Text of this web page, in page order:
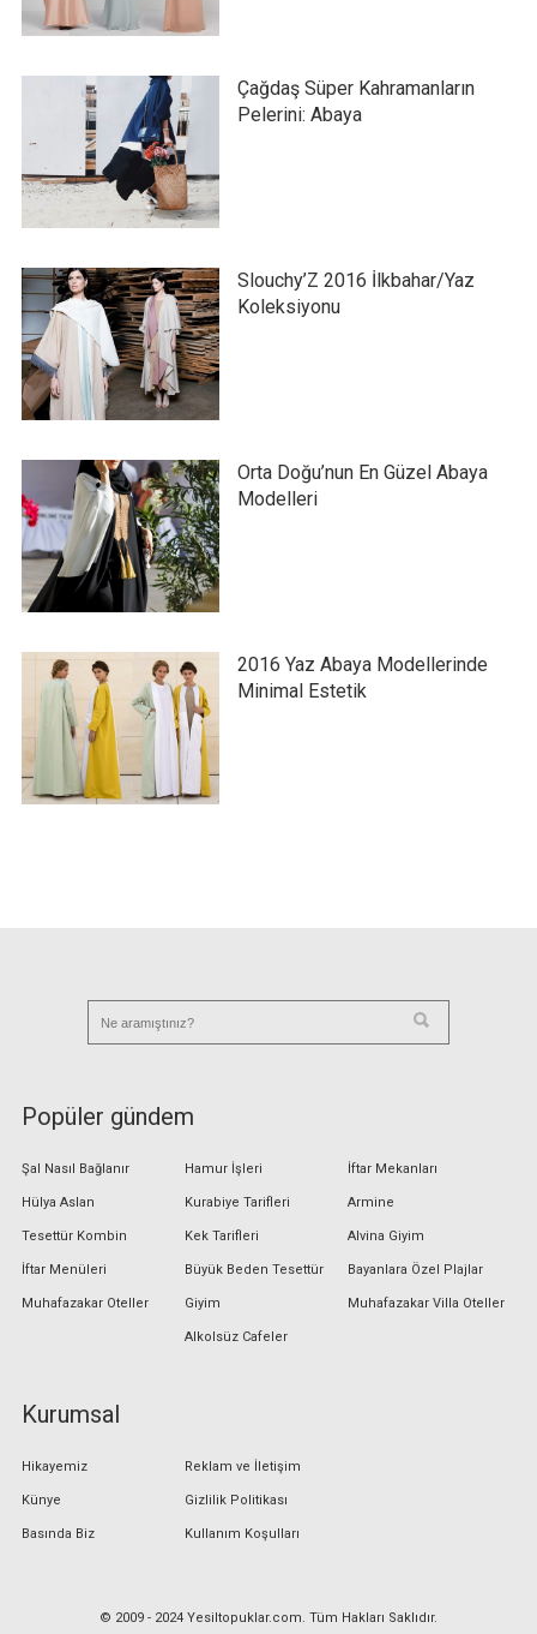
Çağdaş Süper Kahramanların
Pelerini: Abaya
Slouchy’Z 2016 İlkbahar/Yaz
Koleksiyonu
Orta Doğu’nun En Güzel Abaya
Modelleri
2016 Yaz Abaya Modellerinde
Minimal Estetik
Popüler gündem
Şal Nasıl Bağlanır
Hülya Aslan
Tesettür Kombin
İftar Menüleri
Muhafazakar Oteller
Hamur İşleri
Kurabiye Tarifleri
Kek Tarifleri
Büyük Beden Tesettür
Giyim
Alkolsüz Cafeler
İftar Mekanları
Armine
Alvina Giyim
Bayanlara Özel Plajlar
Muhafazakar Villa Oteller
Kurumsal
Hikayemiz
Künye
Basında Biz
Reklam ve İletişim
Gizlilik Politikası
Kullanım Koşulları
© 2009 - 2024 Yesiltopuklar.com. Tüm Hakları Saklıdır.